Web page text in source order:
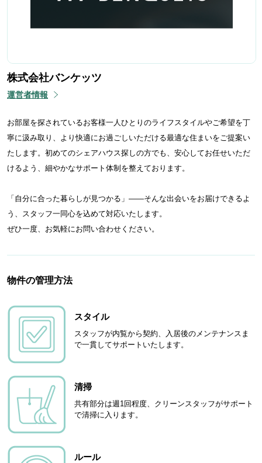
株式会社バンケッツ
運営者情報
お部屋を探されているお客様一人ひとりのライフスタイルやご希望を丁
寧に汲み取り、より快適にお過ごしいただける最適な住まいをご提案い
たします。初めてのシェアハウス探しの方でも、安心してお任せいただ
けるよう、細やかなサポート体制を整えております。
「自分に合った暮らしが見つかる」——そんな出会いをお届けできるよ
う、スタッフ一同心を込めて対応いたします。
ぜひ一度、お気軽にお問い合わせください。
物件の管理方法
スタイル
スタッフが内覧から契約、入居後のメンテナンスま
で一貫してサポートいたします。
清掃
共有部分は週1回程度、クリーンスタッフがサポート
で清掃に入ります。
ルール